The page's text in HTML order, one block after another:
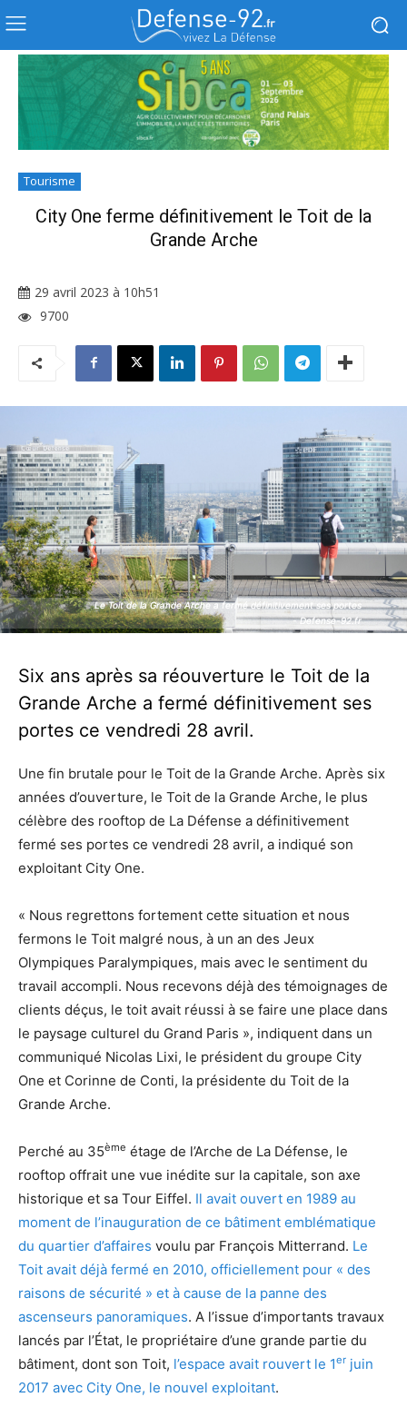
Tourisme
City One ferme définitivement le Toit de la
Grande Arche
29 avril 2023 à 10h51
9700
Le Toit de la Grande Arche a fermé définitivement ses portes
- Defense-92.fr
Le Toit de la Grande Arche a fermé définitivement ses portes
- Defense-92.fr
Six ans après sa réouverture le Toit de la
Grande Arche a fermé définitivement ses
portes ce vendredi 28 avril.
Une fin brutale pour le Toit de la Grande Arche. Après six
années d’ouverture, le Toit de la Grande Arche, le plus
célèbre des rooftop de La Défense a définitivement
fermé ses portes ce vendredi 28 avril, a indiqué son
exploitant City One.
« Nous regrettons fortement cette situation et nous
fermons le Toit malgré nous, à un an des Jeux
Olympiques Paralympiques, mais avec le sentiment du
travail accompli. Nous recevons déjà des témoignages de
clients déçus, le toit avait réussi à se faire une place dans
le paysage culturel du Grand Paris », indiquent dans un
communiqué Nicolas Lixi, le président du groupe City
One et Corinne de Conti, la présidente du Toit de la
Grande Arche.
Perché au 35ème étage de l’Arche de La Défense, le
rooftop offrait une vue inédite sur la capitale, son axe
historique et sa Tour Eiffel. Il avait ouvert en 1989 au
moment de l’inauguration de ce bâtiment emblématique
du quartier d’affaires voulu par François Mitterrand. Le
Toit avait déjà fermé en 2010, officiellement pour « des
raisons de sécurité » et à cause de la panne des
ascenseurs panoramiques. A l’issue d’importants travaux
lancés par l’État, le propriétaire d’une grande partie du
bâtiment, dont son Toit, l’espace avait rouvert le 1er juin
2017 avec City One, le nouvel exploitant.